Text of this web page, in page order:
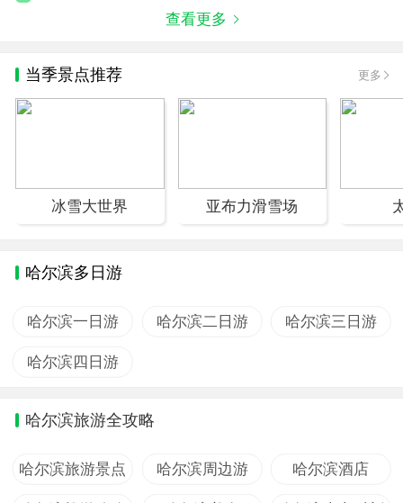
查看更多
当季景点推荐 更多
冰雪大世界 亚布力滑雪场
哈尔滨多日游
哈尔滨一日游 哈尔滨二日游 哈尔滨三日游
哈尔滨四日游
哈尔滨旅游全攻略
哈尔滨旅游景点 哈尔滨周边游 哈尔滨酒店